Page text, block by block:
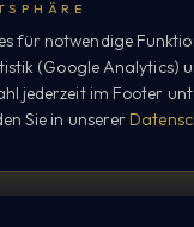
für notwendige
(Google Analytics)
jederzeit im Footer
Sie in unserer